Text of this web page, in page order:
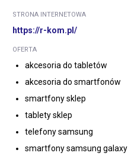
STRONA INTERNETOWA
https://r-kom.pl/
OFERTA
akcesoria do tabletów
akcesoria do smartfonów
smartfony sklep
tablety sklep
telefony samsung
smartfony samsung galaxy